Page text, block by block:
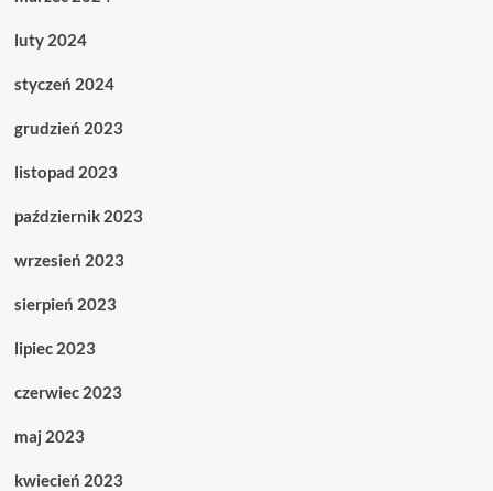
luty 2024
styczeń 2024
grudzień 2023
listopad 2023
październik 2023
wrzesień 2023
sierpień 2023
lipiec 2023
czerwiec 2023
maj 2023
kwiecień 2023